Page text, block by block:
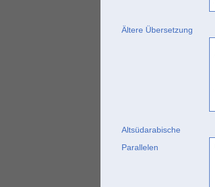
Ältere Übersetzung
Altsüdarabische
Parallelen